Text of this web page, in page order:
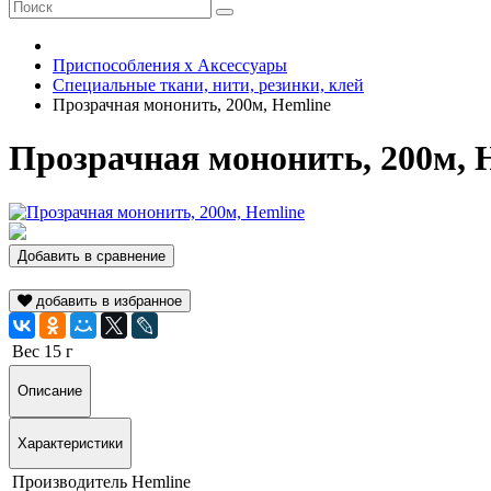
Приспособления х Аксессуары
Специальные ткани, нити, резинки, клей
Прозрачная мононить, 200м, Hemline
Прозрачная мононить, 200м,
Добавить в сравнение
добавить в избранное
Вес 15 г
Описание
Характеристики
Производитель Hemline